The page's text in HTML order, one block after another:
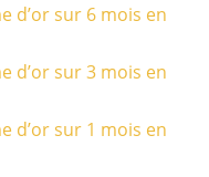
d’or sur 6 mois en
d’or sur 3 mois en
d’or sur 1 mois en